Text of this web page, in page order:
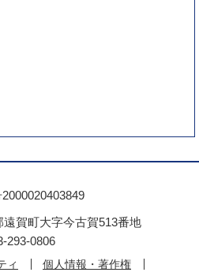
賀町大字今古賀513番地
293-0806
ィ
個人情報・著作権